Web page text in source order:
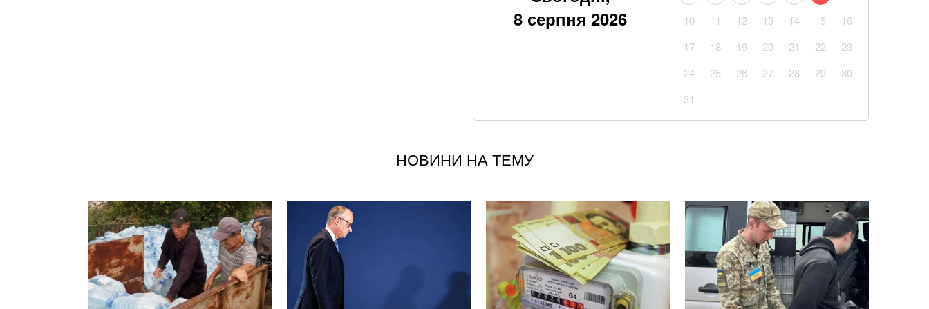
Що корисніше — кавун чи диня: експерти дали пораду
зіграла свій останній матч в Україні
Суд у справі загиблого внаслідок бійки маршрутника: захист
клопотав про відвід судді через упередженість
Пенсія без стажу: скільки отримає пенсіонер, який ніколи не
працював
8 серпня 2026
10
11 12 13 14 15
16
17
18 19 20 21 22
23
24
25 26 27 28 29
30
31
НОВИНИ НА ТЕМУ